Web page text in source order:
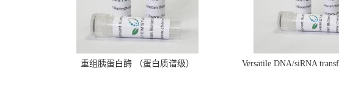
重组胰蛋白酶 （蛋白质谱级）
Versatile DNA/siRNA